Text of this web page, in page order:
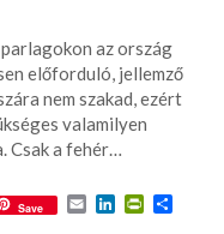
az ország
előforduló, jellemző
nem szakad, ezért
valamilyen
Csak a fehér…
Save EmailLinkedIn